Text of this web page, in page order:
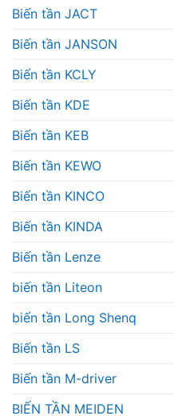
Biến tần JACT
Biến tần JANSON
Biến tần KCLY
Biến tần KDE
Biến tần KEB
Biến tần KEWO
Biến tần KINCO
Biến tần KINDA
Biến tần Lenze
biến tần Liteon
biến tần Long Shenq
Biến tần LS
Biến tần M-driver
BIẾN TẦN MEIDEN